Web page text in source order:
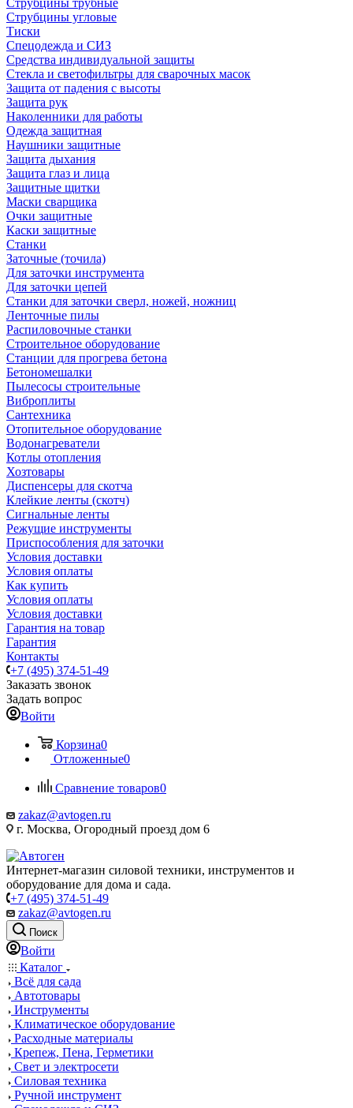
Струбцины трубные
Струбцины угловые
Тиски
Спецодежда и СИЗ
Средства индивидуальной защиты
Стекла и светофильтры для сварочных масок
Защита от падения с высоты
Защита рук
Наколенники для работы
Одежда защитная
Наушники защитные
Защита дыхания
Защита глаз и лица
Защитные щитки
Маски сварщика
Очки защитные
Каски защитные
Станки
Заточные (точила)
Для заточки инструмента
Для заточки цепей
Станки для заточки сверл, ножей, ножниц
Ленточные пилы
Распиловочные станки
Строительное оборудование
Станции для прогрева бетона
Бетономешалки
Пылесосы строительные
Виброплиты
Сантехника
Отопительное оборудование
Водонагреватели
Котлы отопления
Хозтовары
Диспенсеры для скотча
Клейкие ленты (скотч)
Сигнальные ленты
Режущие инструменты
Приспособления для заточки
Условия доставки
Условия оплаты
Как купить
Условия оплаты
Условия доставки
Гарантия на товар
Гарантия
Контакты
+7 (495) 374-51-49
Заказать звонок
Задать вопрос
Войти
Корзина0
Отложенные0
Сравнение товаров0
zakaz@avtogen.ru
г. Москва, Огородный проезд дом 6
Интернет-магазин силовой техники, инструментов и
оборудование для дома и сада.
+7 (495) 374-51-49
zakaz@avtogen.ru
Поиск
Войти
Каталог
Всё для сада
Автотовары
Инструменты
Климатическое оборудование
Расходные материалы
Крепеж, Пена, Герметики
Свет и электросети
Силовая техника
Ручной инструмент